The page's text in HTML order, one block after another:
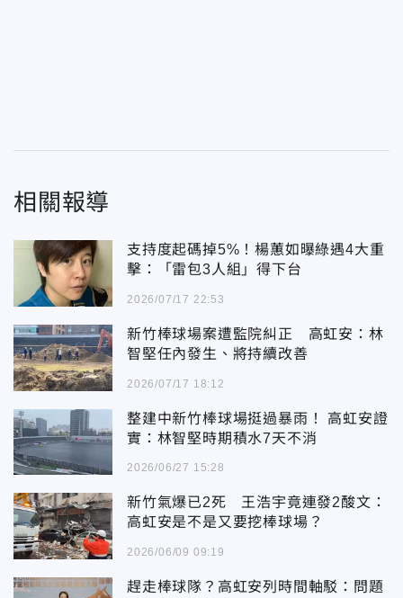
相關報導
支持度起碼掉5%！楊蕙如曝綠遇4大重
擊：「雷包3人組」得下台
2026/07/17 22:53
新竹棒球場案遭監院糾正 高虹安：林
智堅任內發生、將持續改善
2026/07/17 18:12
整建中新竹棒球場挺過暴雨！ 高虹安證
實：林智堅時期積水7天不消
2026/06/27 15:28
新竹氣爆已2死 王浩宇竟連發2酸文：
高虹安是不是又要挖棒球場？
2026/06/09 09:19
趕走棒球隊？高虹安列時間軸駁：問題